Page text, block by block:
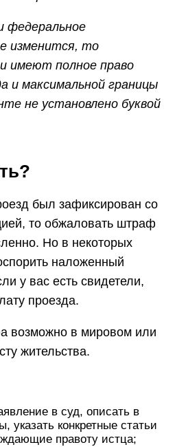
федеральное
изменится, то
имеют полное право
и максимальной границы
не установлено буквой
был зафиксирован со
то обжаловать штраф
Но в некоторых
наложенный
у вас есть свидетели,
проезда.
возможно в мировом или
жительства.
в суд, описать в
указать конкретные статьи
правоту истца;